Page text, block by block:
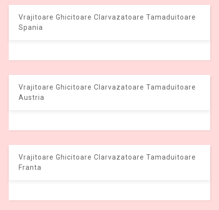
Vrajitoare Ghicitoare Clarvazatoare Tamaduitoare
Spania
Vrajitoare Ghicitoare Clarvazatoare Tamaduitoare
Austria
Vrajitoare Ghicitoare Clarvazatoare Tamaduitoare
Franta